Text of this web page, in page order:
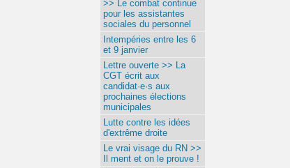
>> Le combat continue
pour les assistantes
sociales du personnel
Intempéries entre les 6
et 9 janvier
Lettre ouverte >> La
CGT écrit aux
candidat·e·s aux
prochaines élections
municipales
Lutte contre les idées
d'extrême droite
Le vrai visage du RN >>
Il ment et on le prouve !